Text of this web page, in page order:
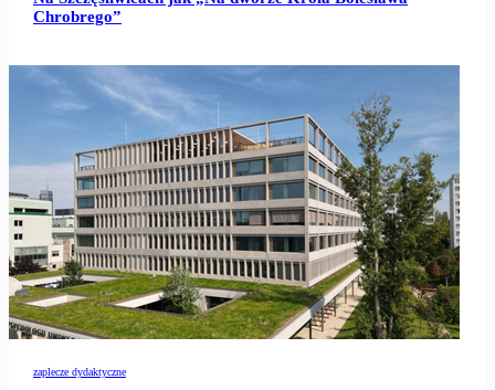
Chrobrego”
zaplecze dydaktyczne